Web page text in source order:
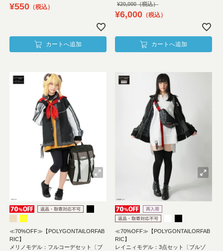
¥550 税込
カートへ追加
¥20,000
¥6,000 税込
カートへ追加
≪70%OFF≫【POLYGONTAILORFAB
RIC】
メリノモデル：フルコーデセット〔ブ
≪70%OFF≫【POLYGONTAILORFAB
RIC】
レイニィモデル：3点セット〔ブルゾ